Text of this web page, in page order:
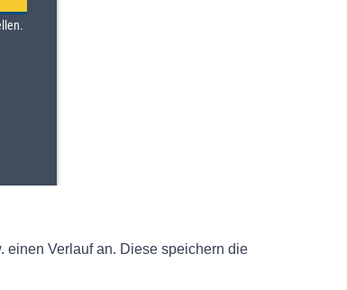
einen Verlauf an. Diese speichern die